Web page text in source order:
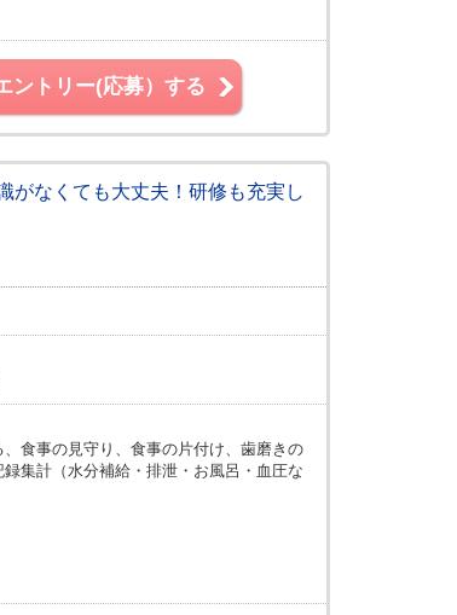
ントリー(応募）する
なくても大丈夫！研修も充実し
食事の見守り、食事の片付け、歯磨きの
集計（水分補給・排泄・お風呂・血圧な